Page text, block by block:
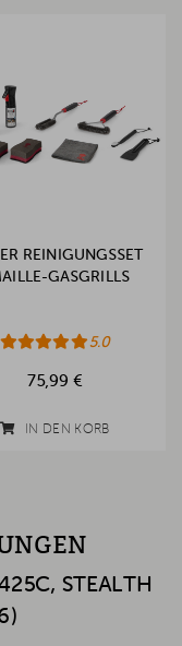
REINIGUNGSSET
GASGRILLS
5.0
75,99 €
IN DEN KORB
STEALTH